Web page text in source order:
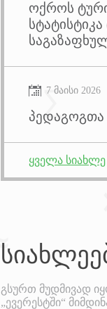
ოქროს
7 მაისი 2026
პედაგოგთა
ყველა სიახლე
გსურთ მუდმივად
„ევერესტში“